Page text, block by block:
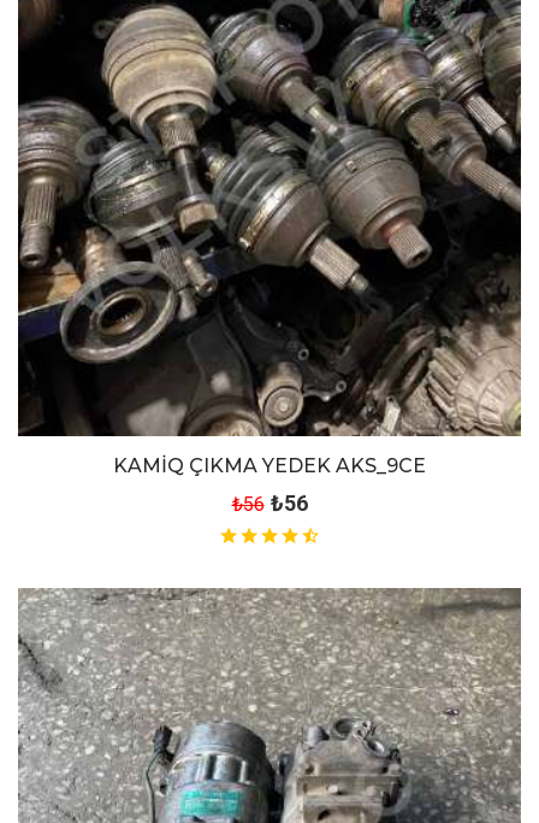
KAMİQ ÇIKMA YEDEK AKS_9CE
₺56 ₺56